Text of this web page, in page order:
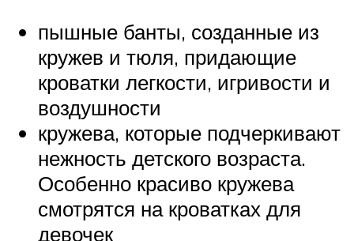
пышные банты, созданные из
кружев и тюля, придающие
кроватки легкости, игривости и
воздушности
кружева, которые подчеркивают
нежность детского возраста.
Особенно красиво кружева
смотрятся на кроватках для
девочек